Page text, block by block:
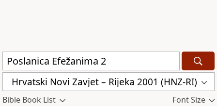
Hrvatski Novi Zavjet – Rijeka 2001 (HNZ-RI)
Bible Book List Font Size